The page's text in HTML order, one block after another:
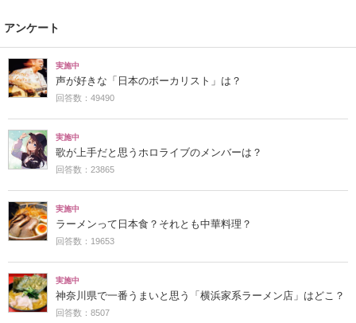
アンケート
実施中
声が好きな「日本のボーカリスト」は？
回答数：49490
実施中
歌が上手だと思うホロライブのメンバーは？
回答数：23865
実施中
ラーメンって日本食？それとも中華料理？
回答数：19653
実施中
神奈川県で一番うまいと思う「横浜家系ラーメン店」はどこ？
回答数：8507